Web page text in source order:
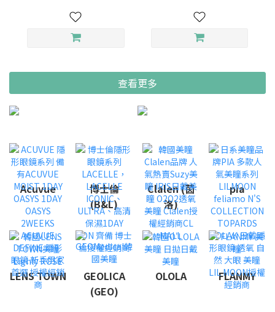
查看更多
Acuvue
博士倫
(B&L)
Clalen (茵
洛)
pia
LENS TOWN
GEOLICA
(GEO)
OLOLA FLANMY